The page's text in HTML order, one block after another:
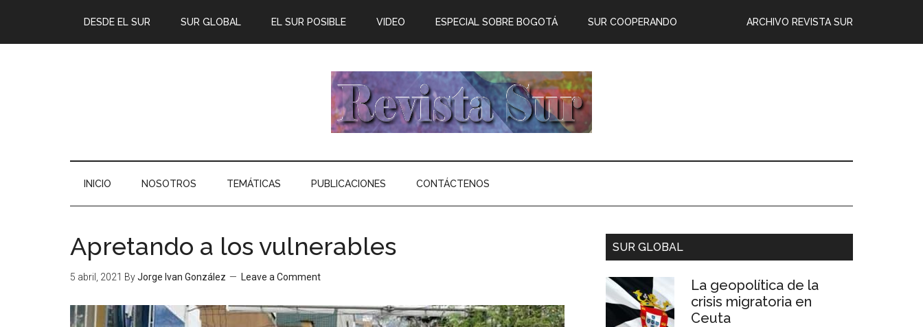
DESDE EL SUR SUR GLOBAL EL SUR POSIBLE ARCHIVO REVISTA SUR
VIDEO ESPECIAL SOBRE BOGOTÁ SUR COOPERANDO
INICIO NOSOTROS TEMÁTICAS PUBLICACIONES CONTÁCTENOS
Apretando a los vulnerables
5 abril, 2021 ByJorge Ivan González Leave a Comment
SUR GLOBAL
La geopolítica de la
crisis migratoria en
Ceuta